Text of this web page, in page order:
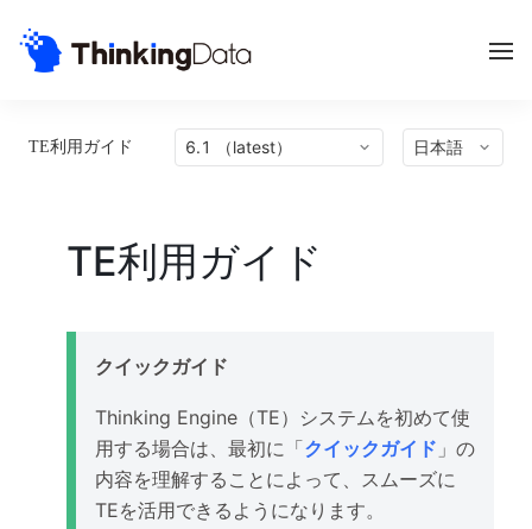
TE利用ガイド 6.1 （latest） 日本語
TE利用ガイド
クイックガイド
Thinking Engine（TE）システムを初めて使
用する場合は、最初に「クイックガイド 」の
内容を理解することによって、スムーズに
TEを活用できるようになります。